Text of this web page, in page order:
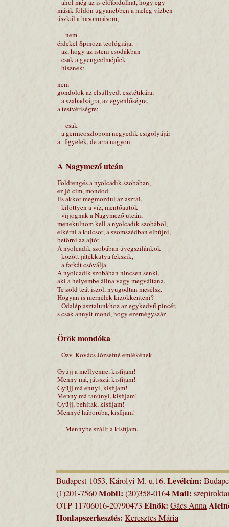
ahol még az is előfordulhat, hogy egy
másik földön ugyanebben a meleg vízben
úszkál a hasonmásom;
nem
érdekel Spinoza teológiája,
az, hogy az isteni csodákban
csak a gyengeelméjűek
hisznek;
nem
gondolok az elsüllyedt esztétikára,
a szabadságra, az egyenlőségre,
a testvériségre;
csak
a gerincoszlopom negyedik csigolyájár
a figyelek, de arra nagyon.
A Nagymező utcán
Földrengés a nyolcadik szobában,
ez jó cím, mondod.
És akkor megmozdul az asztal,
kilöttyen a víz, mentőautók
vijjognak a Nagymező utcán,
menekülnöm kell a nyolcadik szobából,
elkérni a kulcsot, a szomszédban elbújni,
betörni az ajtót.
A nyolcadik szobában üvegszilánkok
között játékkutya fekszik,
a farkát csóválja.
A nyolcadik szobában nincsen senki,
aki a helyembe állna vagy megváltana.
Te zöld teát iszol, nyugodtan mesélsz.
Hogyan is mernélek kizökkenteni?
Odalép asztalunkhoz az egykedvű pincér,
s csak annyit mond, hogy ezernégyszáz.
Örök mondóka
Özv. Kovács Józsefné emlékének
Gyüjj a mellyemre, kisfijam!
Menny má, játsszá, kisfijam!
Gyüjj má ennyi, kisfijam!
Menny má tanúnyi, kisfijam!
Gyüjj, behítak, kisfijam!
Mennyé háborúba, kisfijam!
Mennybe szállt a kisfijam.
Budapest 1053, Károlyi M. u.16. Levélcím:
(1)201-7560Mobil: (20)358-0164Mail:
OTP 11706016-20790473 Elnök: Gács Anna
Honlapszerkesztés: Keresztes Mária